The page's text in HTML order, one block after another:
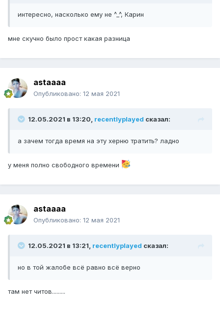
интересно, насколько ему не ^_^, Карин
мне скучно было прост какая разница
astaaaa
Опубликовано: 12 мая 2021
12.05.2021 в 13:20, recentlyplayed сказал:
а зачем тогда время на эту херню тратить? ладно
у меня полно свободного времени
astaaaa
Опубликовано: 12 мая 2021
12.05.2021 в 13:21, recentlyplayed сказал:
но в той жалобе всё равно всё верно
там нет читов.........